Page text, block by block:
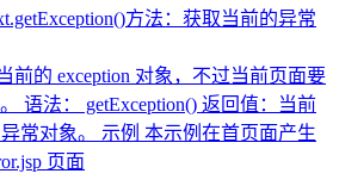
前的 exception 对象，不过当前页面要
语法： getException() 返回值：当前
异常对象。 示例 本示例在首页面产生
页面